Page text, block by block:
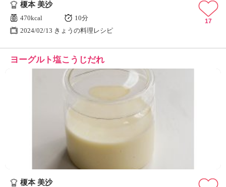
榎本 美沙
470kcal
10分
2024/02/13 きょうの料理レシピ
17
ヨーグルト塩こうじだれ
榎本 美沙